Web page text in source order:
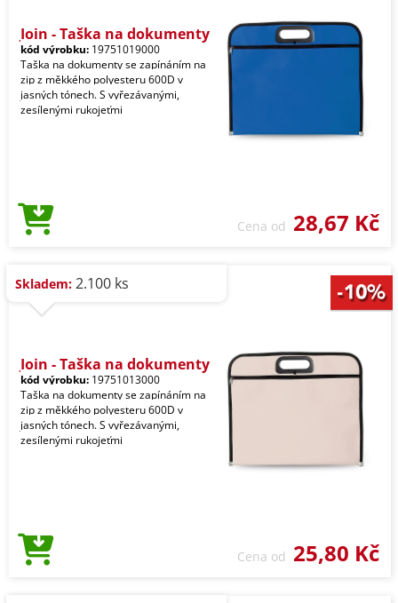
Join - Taška na dokumenty
kód výrobku: 19751019000
Taška na dokumenty se zapínáním na
zip z měkkého polyesteru 600D v
jasných tónech. S vyřezávanými,
zesílenými rukojeťmi
Cena od 28,67 Kč
Skladem: 2.100 ks
Join - Taška na dokumenty
kód výrobku: 19751013000
Taška na dokumenty se zapínáním na
zip z měkkého polyesteru 600D v
jasných tónech. S vyřezávanými,
zesílenými rukojeťmi
Cena od 25,80 Kč